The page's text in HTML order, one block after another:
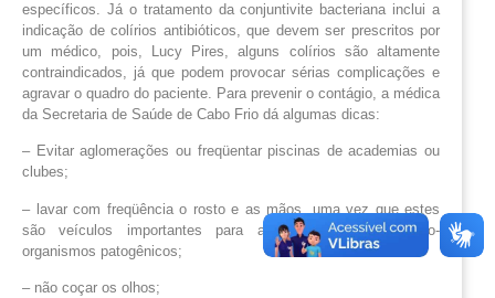
específicos. Já o tratamento da conjuntivite bacteriana inclui a
indicação de colírios antibióticos, que devem ser prescritos por
um médico, pois, Lucy Pires, alguns colírios são altamente
contraindicados, já que podem provocar sérias complicações e
agravar o quadro do paciente. Para prevenir o contágio, a médica
da Secretaria de Saúde de Cabo Frio dá algumas dicas:
– Evitar aglomerações ou freqüentar piscinas de academias ou
clubes;
– lavar com freqüência o rosto e as mãos, uma vez que estes
são veículos importantes para a transmissão de micro-
organismos patogênicos;
– não coçar os olhos;